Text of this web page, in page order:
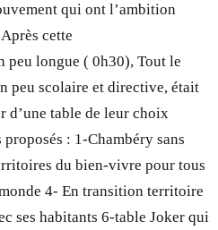
qui ont l’ambition
cette
longue ( 0h30), Tout le
peu scolaire et directive, était
d’une table de leur choix
: 1-Chambéry sans
du bien-vivre pour tous
4- En transition territoire
ses habitants 6-table Joker qui